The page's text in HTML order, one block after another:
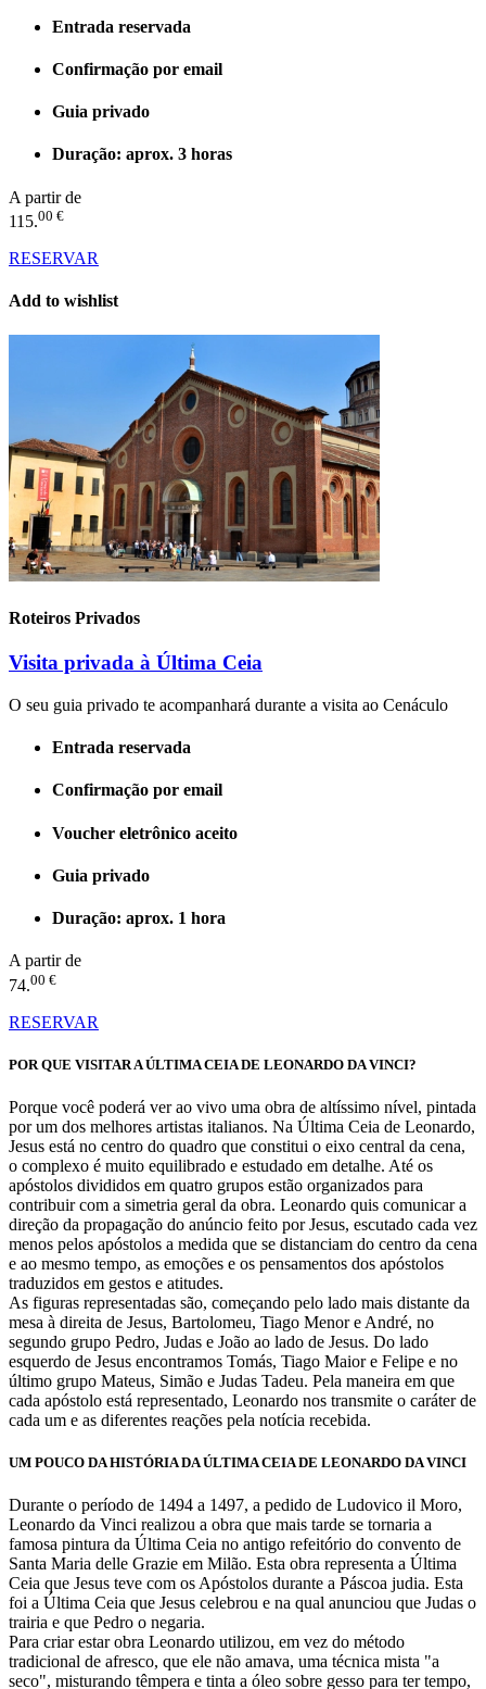
Entrada reservada
Confirmação por email
Guia privado
Duração: aprox. 3 horas
A partir de
115.00 €
RESERVAR
Add to wishlist
Roteiros Privados
Visita privada à Última Ceia
O seu guia privado te acompanhará durante a visita ao Cenáculo
Entrada reservada
Confirmação por email
Voucher eletrônico aceito
Guia privado
Duração: aprox. 1 hora
A partir de
74.00 €
RESERVAR
POR QUE VISITAR A ÚLTIMA CEIA DE LEONARDO DA VINCI?
Porque você poderá ver ao vivo uma obra de altíssimo nível, pintada
por um dos melhores artistas italianos. Na Última Ceia de Leonardo,
Jesus está no centro do quadro que constitui o eixo central da cena,
o complexo é muito equilibrado e estudado em detalhe. Até os
apóstolos divididos em quatro grupos estão organizados para
contribuir com a simetria geral da obra. Leonardo quis comunicar a
direção da propagação do anúncio feito por Jesus, escutado cada vez
menos pelos apóstolos a medida que se distanciam do centro da cena
e ao mesmo tempo, as emoções e os pensamentos dos apóstolos
traduzidos em gestos e atitudes.
As figuras representadas são, começando pelo lado mais distante da
mesa à direita de Jesus, Bartolomeu, Tiago Menor e André, no
segundo grupo Pedro, Judas e João ao lado de Jesus. Do lado
esquerdo de Jesus encontramos Tomás, Tiago Maior e Felipe e no
último grupo Mateus, Simão e Judas Tadeu. Pela maneira em que
cada apóstolo está representado, Leonardo nos transmite o caráter de
cada um e as diferentes reações pela notícia recebida.
UM POUCO DA HISTÓRIA DA ÚLTIMA CEIA DE LEONARDO DA VINCI
Durante o período de 1494 a 1497, a pedido de Ludovico il Moro,
Leonardo da Vinci realizou a obra que mais tarde se tornaria a
famosa pintura da Última Ceia no antigo refeitório do convento de
Santa Maria delle Grazie em Milão. Esta obra representa a Última
Ceia que Jesus teve com os Apóstolos durante a Páscoa judia. Esta
foi a Última Ceia que Jesus celebrou e na qual anunciou que Judas o
trairia e que Pedro o negaria.
Para criar estar obra Leonardo utilizou, em vez do método
tradicional de afresco, que ele não amava, uma técnica mista "a
seco", misturando têmpera e tinta a óleo sobre gesso para ter tempo,